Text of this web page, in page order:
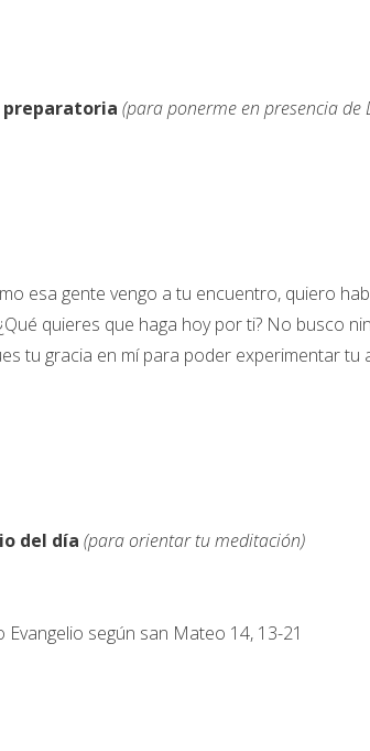
preparatoria (para ponerme en presencia de
esa gente vengo a tu encuentro, quiero
quieres que haga hoy por ti? No busco
tu gracia en mí para poder experimentar
del día (para orientar tu meditación)
Evangelio según san Mateo 14, 13-21